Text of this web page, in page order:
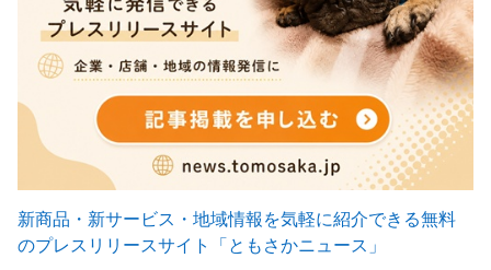
新商品・新サービス・地域情報を気軽に紹介できる無料
のプレスリリースサイト「ともさかニュース」